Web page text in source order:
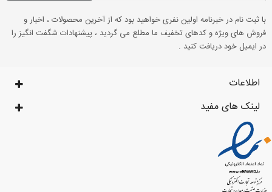
با ثبت نام در خبرنامه اولین نفری خواهید بود که از آخرین محصولات ، اخبار و
فروش های ویژه و کدهای تخفیف ما مطلع می گردید ، پیشنهادات شگفت انگیز را
در ایمیل خود دریافت کنید .
اطلاعات
لینک های مفید